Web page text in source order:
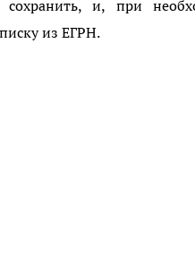
сохранить, и, при
из ЕГРН.